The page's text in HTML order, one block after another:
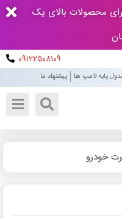
محصولات بالای یک
۰۹۱۲۲۵۰۸۱۰۹
پایه لامپ ها پیشنهاد ما
خودرو